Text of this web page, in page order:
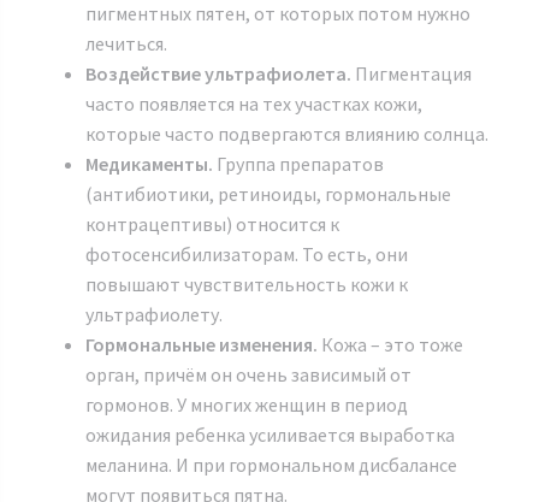
пигментных пятен, от которых потом нужно
лечиться.
Воздействие ультрафиолета. Пигментация
часто появляется на тех участках кожи,
которые часто подвергаются влиянию солнца.
Медикаменты. Группа препаратов
(антибиотики, ретиноиды, гормональные
контрацептивы) относится к
фотосенсибилизаторам. То есть, они
повышают чувствительность кожи к
ультрафиолету.
Гормональные изменения. Кожа – это тоже
орган, причём он очень зависимый от
гормонов. У многих женщин в период
ожидания ребенка усиливается выработка
меланина. И при гормональном дисбалансе
могут появиться пятна.